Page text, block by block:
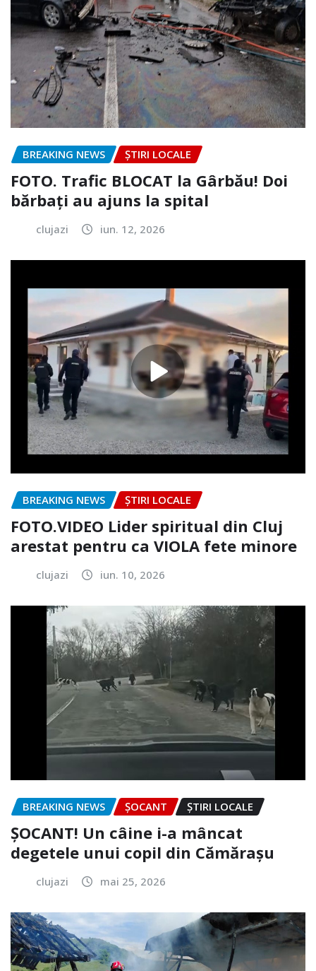
BREAKING NEWS ȘTIRI LOCALE
FOTO. Trafic BLOCAT la Gârbău! Doi
bărbați au ajuns la spital
clujazi iun. 12, 2026
BREAKING NEWS ȘTIRI LOCALE
FOTO.VIDEO Lider spiritual din Cluj
arestat pentru ca VIOLA fete minore
clujazi iun. 10, 2026
BREAKING NEWS ȘOCANT ȘTIRI LOCALE
ȘOCANT! Un câine i-a mâncat
degetele unui copil din Cămărașu
clujazi mai 25, 2026